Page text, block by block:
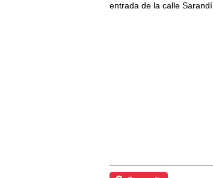
entrada de la calle Sarandí.